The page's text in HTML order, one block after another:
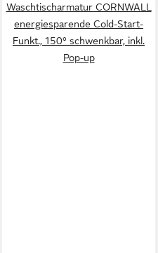
Waschtischarmatur CORNWALL
energiesparende Cold-Start-
Funkt., 150° schwenkbar, inkl.
Pop-up